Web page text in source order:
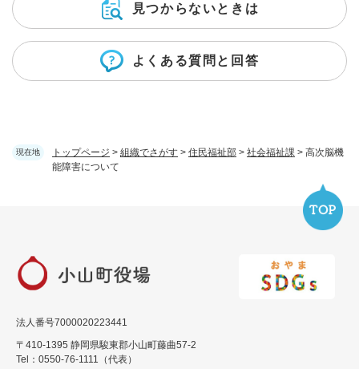
現在地 トップページ > 組織でさがす > 住民福祉部 > 社会福祉課 > 高次脳機
能障害について
見つからないときは
よくある質問と回答
法人番号7000020223441
〒410-1395 静岡県駿東郡小山町藤曲57-2
Tel：0550-76-1111（代表）